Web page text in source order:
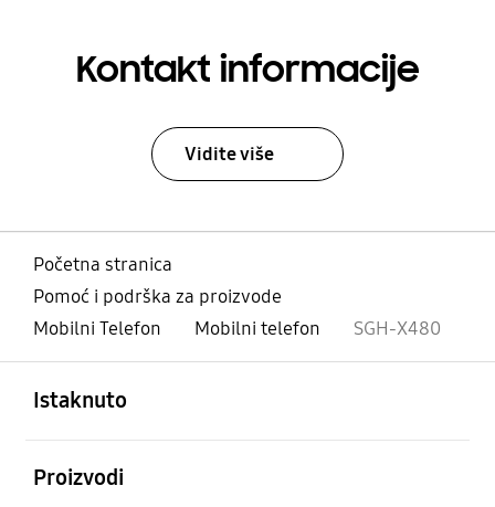
Kontakt informacije
Vidite više
Početna stranica
Pomoć i podrška za proizvode
Mobilni Telefon
Mobilni telefon SGH-X480
Istaknuto
Proizvodi